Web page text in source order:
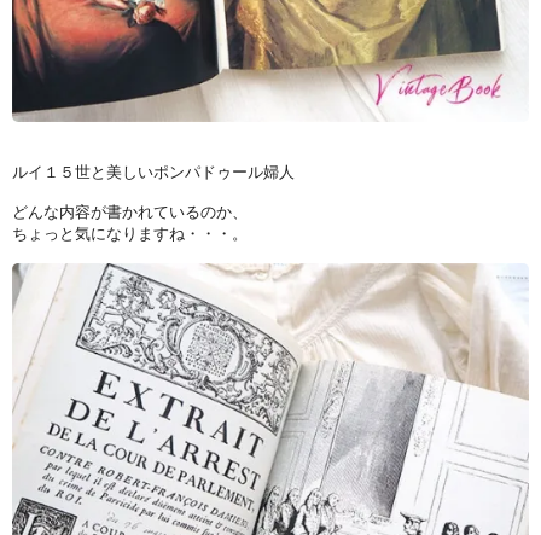
ルイ１５世と美しいポンパドゥール婦人
どんな内容が書かれているのか、
ちょっと気になりますね・・・。